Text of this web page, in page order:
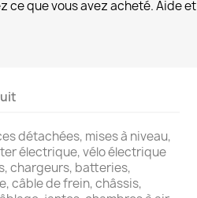
ce que vous avez acheté. Aide et
détachées, mises à niveau,
électrique, vélo électrique
chargeurs, batteries,
câble de frein, châssis,